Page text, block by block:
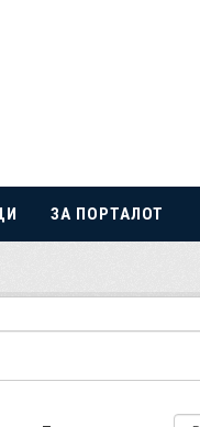
ЗА ПОРТАЛОТ